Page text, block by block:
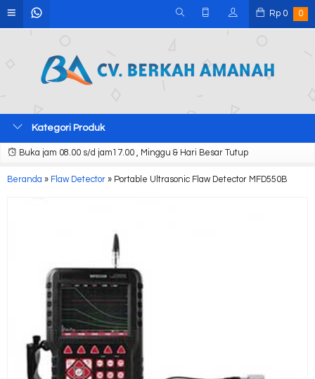
Rp 0 0
Kategori Produk
Buka jam 08.00 s/d jam17.00 , Minggu & Hari Besar Tutup
Beranda » Flaw Detector » Portable Ultrasonic Flaw Detector MFD550B